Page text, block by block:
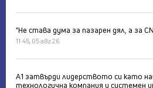
"Не става дума за пазарен дял, а за
11:45, 05 авг 26
А1 затвърди лидерството си като
технологична компания и системен